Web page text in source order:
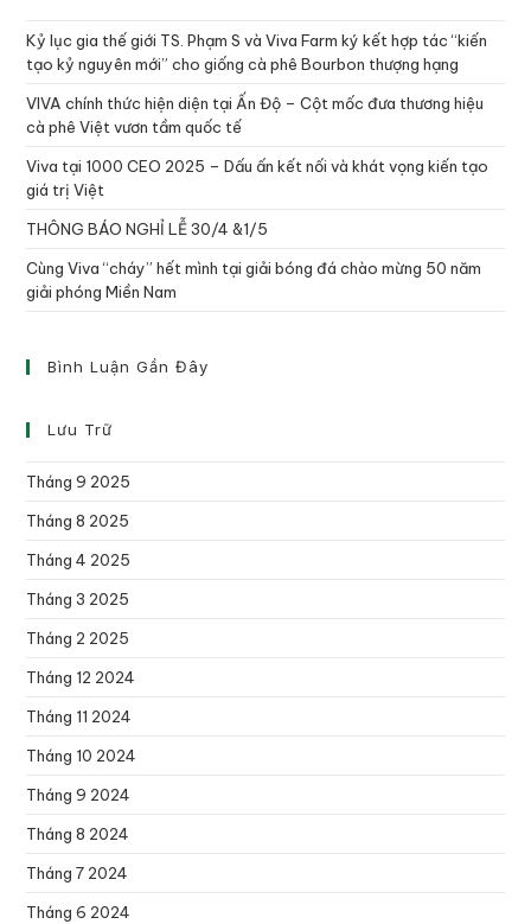
Kỷ lục gia thế giới TS. Phạm S và Viva Farm ký kết hợp tác “kiến
tạo kỷ nguyên mới” cho giống cà phê Bourbon thượng hạng
VIVA chính thức hiện diện tại Ấn Độ – Cột mốc đưa thương hiệu
cà phê Việt vươn tầm quốc tế
Viva tại 1000 CEO 2025 – Dấu ấn kết nối và khát vọng kiến tạo
giá trị Việt
THÔNG BÁO NGHỈ LỄ 30/4 &1/5
Cùng Viva “cháy” hết mình tại giải bóng đá chào mừng 50 năm
giải phóng Miền Nam
Bình Luận Gần Đây
Lưu Trữ
Tháng 9 2025
Tháng 8 2025
Tháng 4 2025
Tháng 3 2025
Tháng 2 2025
Tháng 12 2024
Tháng 11 2024
Tháng 10 2024
Tháng 9 2024
Tháng 8 2024
Tháng 7 2024
Tháng 6 2024